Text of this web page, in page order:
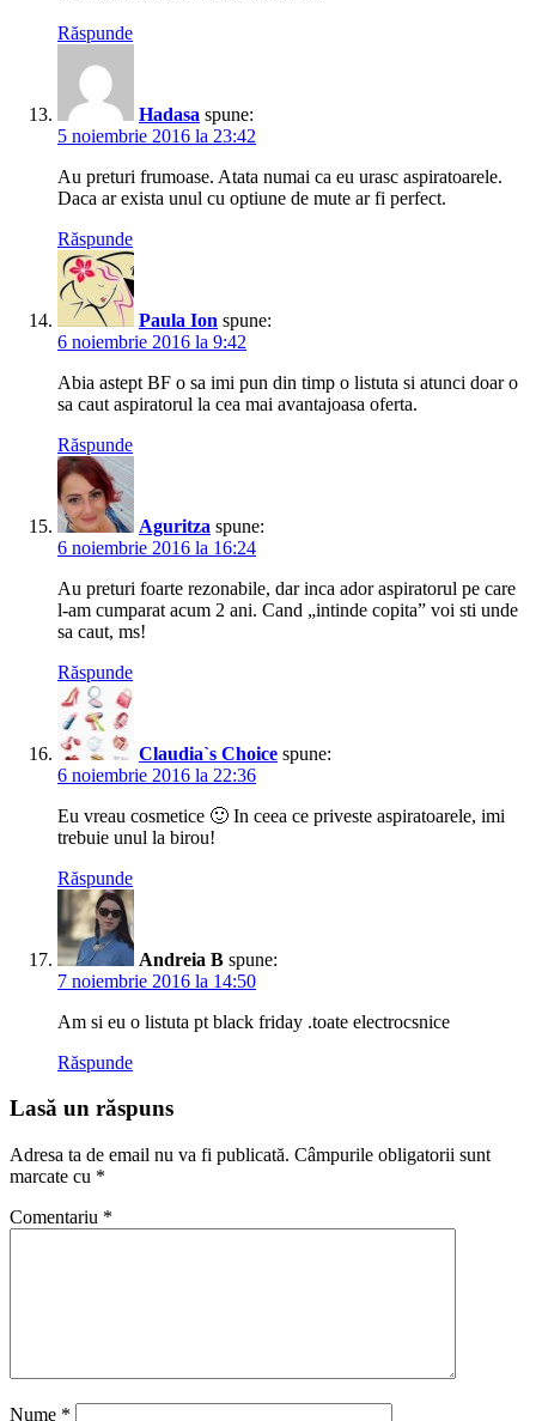
Răspunde
Hadasa spune:
5 noiembrie 2016 la 23:42
Au preturi frumoase. Atata numai ca eu urasc aspiratoarele.
Daca ar exista unul cu optiune de mute ar fi perfect.
Răspunde
Paula Ion spune:
6 noiembrie 2016 la 9:42
Abia astept BF o sa imi pun din timp o listuta si atunci doar o
sa caut aspiratorul la cea mai avantajoasa oferta.
Răspunde
Aguritza spune:
6 noiembrie 2016 la 16:24
Au preturi foarte rezonabile, dar inca ador aspiratorul pe care
l-am cumparat acum 2 ani. Cand „intinde copita” voi sti unde
sa caut, ms!
Răspunde
Claudia`s Choice spune:
6 noiembrie 2016 la 22:36
Eu vreau cosmetice 🙂 In ceea ce priveste aspiratoarele, imi
trebuie unul la birou!
Răspunde
Andreia B spune:
7 noiembrie 2016 la 14:50
Am si eu o listuta pt black friday .toate electrocsnice
Răspunde
Lasă un răspuns
Adresa ta de email nu va fi publicată. Câmpurile obligatorii sunt
marcate cu *
Comentariu *
Nume *